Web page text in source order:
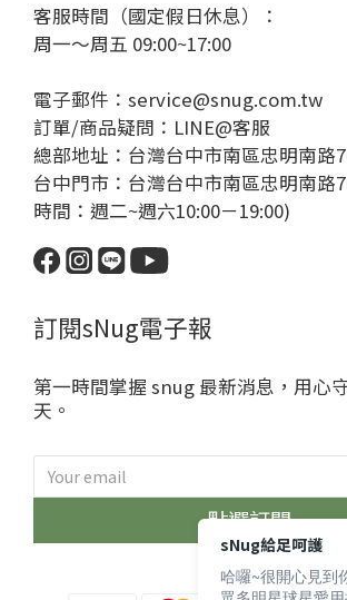
客服時間（國定假日休息）：
周一～周五 09:00~17:00
電子郵件：service@snug.com.tw
訂單/商品疑問： LINE@客服
總部地址：台灣台中市南區忠明南路
台中門市：台灣台中市南區忠明南路
時間：週二~週六10:00－19:00)
訂閱sNug電子報
第一時間掌握 snug 最新消息，用心
天。
點選訂閱
sNug給足呵護
哈囉~很開心見到